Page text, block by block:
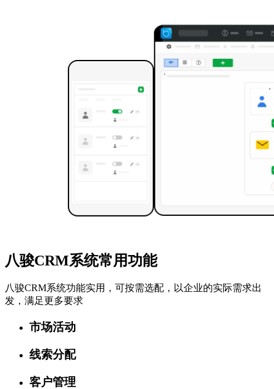
八骏CRM系统常用功能
八骏CRM系统功能实用，可按需选配，以企业的实际需求出
发，满足更多要求
市场活动
线索分配
客户管理